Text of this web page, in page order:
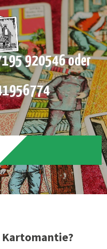
920546 oder